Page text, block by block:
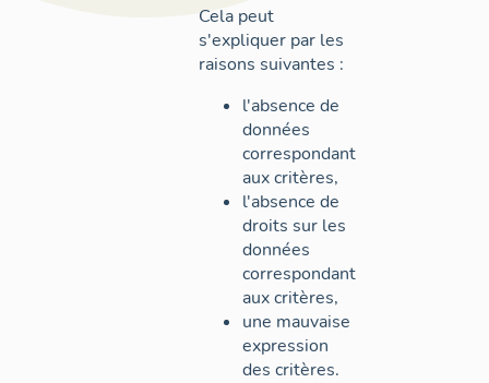
Cela peut
s'expliquer par les
raisons suivantes :
l'absence de
données
correspondant
aux critères,
l'absence de
droits sur les
données
correspondant
aux critères,
une mauvaise
expression
des critères.